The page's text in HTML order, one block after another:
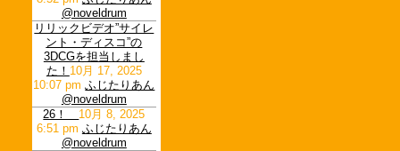
@noveldrum
リリックビデオ”サイレ
ント・ディスコ”の
3DCGを担当しまし
た！ 10月 17, 2025
10:07 pm ふじたりあん
@noveldrum
26！ 10月 8, 2025
6:51 pm ふじたりあん
@noveldrum